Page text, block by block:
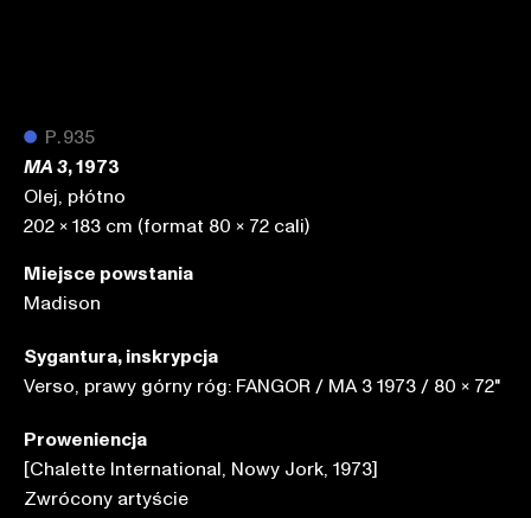
● P.935
MA 3, 1973
Olej, płótno
202 x 183 cm (format 80 x 72 cali)
Miejsce powstania
Madison
Sygantura, inskrypcja
Verso, prawy górny róg: FANGOR / MA 3 1973 / 80 x 72"
Proweniencja
[Chalette International, Nowy Jork, 1973]
Zwrócony artyście